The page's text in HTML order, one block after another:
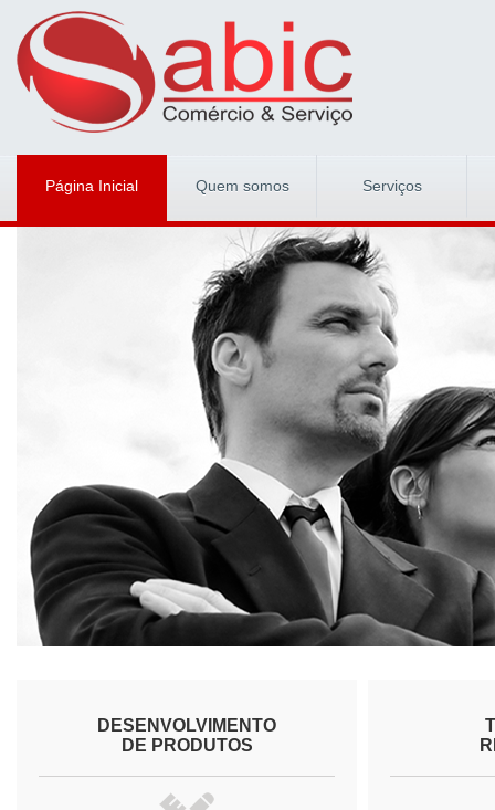
Página Inicial Quem somos Serviços
DESENVOLVIMENTO
DE PRODUTOS